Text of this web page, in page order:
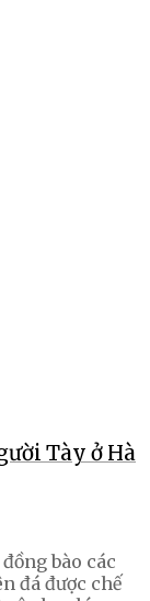
Tày ở Hà
bào các
đá được chế